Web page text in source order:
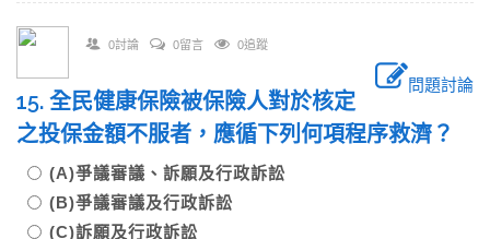
0討論 0留言 0追蹤
問題討論
15. 全民健康保險被保險人對於核定
之投保金額不服者，應循下列何項程序救濟？
(A)爭議審議、訴願及行政訴訟
(B)爭議審議及行政訴訟
(C)訴願及行政訴訟